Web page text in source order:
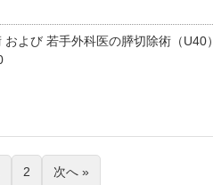
よび 若手外科医の膵切除術（U40）
2 次へ »